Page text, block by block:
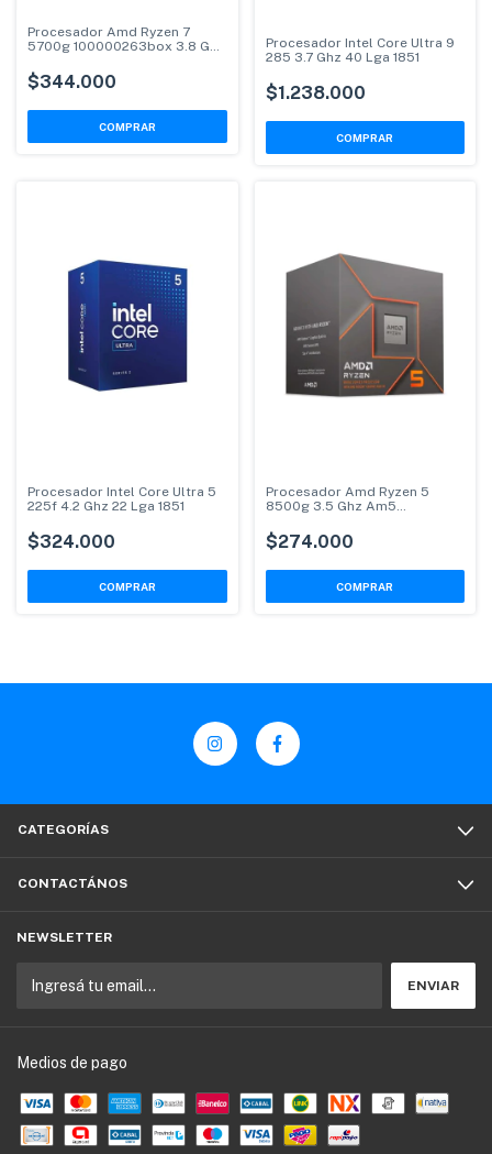
Procesador Amd Ryzen 7
5700g 100000263box 3.8 Ghz
$344.000
Procesador Intel Core Ultra 9
285 3.7 Ghz 40 Lga 1851
$1.238.000
Procesador Intel Core Ultra 5
225f 4.2 Ghz 22 Lga 1851
$324.000
Procesador Amd Ryzen 5
8500g 3.5 Ghz Am5
$274.000
CATEGORÍAS
CONTACTÁNOS
NEWSLETTER
Medios de pago